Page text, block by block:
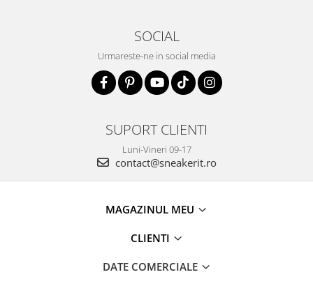
SOCIAL
Urmareste-ne in social media
SUPORT CLIENTI
Luni-Vineri 09-17
contact@sneakerit.ro
MAGAZINUL MEU
CLIENTI
DATE COMERCIALE